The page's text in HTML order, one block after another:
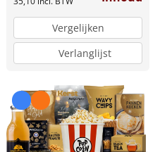
Vergelijken
Verlanglijst